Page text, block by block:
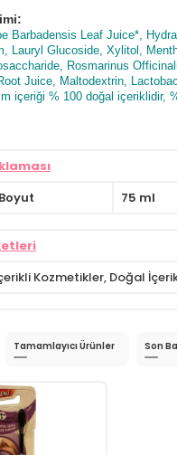
Barbadensis Leaf Juice*,
Lauryl Glucoside, Xylitol,
Rosmarinus
Juice, Maltodextrin,
içeriği % 100 doğal içeriklidir,
75 ml
Kozmetikler, Doğal
Tamamlayıcı Ürünler Son